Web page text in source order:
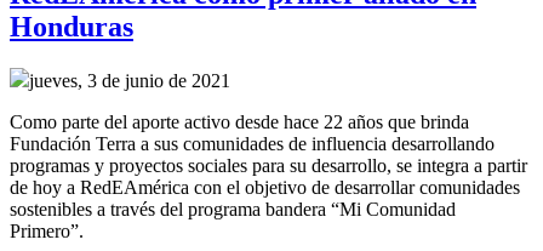
Honduras
jueves, 3 de junio de 2021
Como parte del aporte activo desde hace 22 años que brinda
Fundación Terra a sus comunidades de influencia desarrollando
programas y proyectos sociales para su desarrollo, se integra a partir
de hoy a RedEAmérica con el objetivo de desarrollar comunidades
sostenibles a través del programa bandera “Mi Comunidad
Primero”.